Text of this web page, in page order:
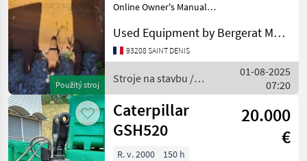
Použitý stroj
Online Owner's Manual
bagra
Used Equipment by Bergerat Monnoyeur
93208 SAINT DENIS
Stroje na stavbu /
Caterpillar
01-08-2025
07:20
Caterpillar
GSH520
20.000
€
R. v. 2000
150 h